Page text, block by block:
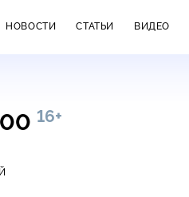
НОВОСТИ СТАТЬИ ВИДЕО
16+